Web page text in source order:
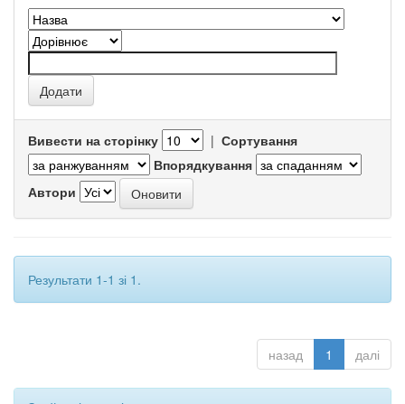
Вивести на сторінку | Сортування
Впорядкування
Автори
Результати 1-1 зі 1.
назад 1 далі